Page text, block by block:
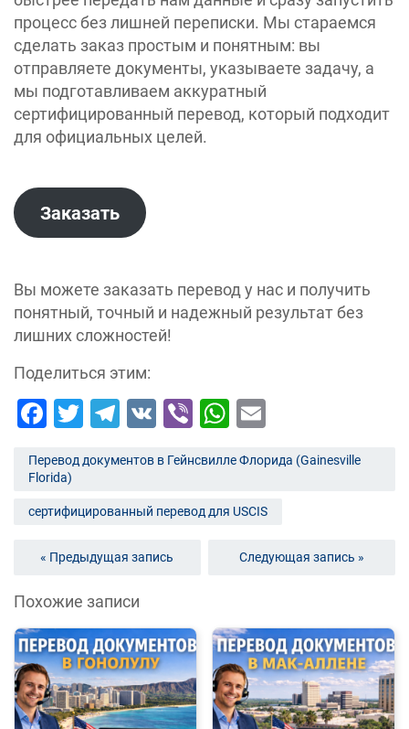
процесс без лишней переписки. Мы стараемся
сделать заказ простым и понятным: вы
отправляете документы, указываете задачу, а
мы подготавливаем аккуратный
сертифицированный перевод, который подходит
для официальных целей.
Заказать
Вы можете заказать перевод у нас и получить
понятный, точный и надежный результат без
лишних сложностей!
Поделиться этим:
Facebook
Twitter
Telegram
VK ViberWhatsApp
Перевод документов в Гейнсвилле Флорида (Gainesville
Florida)
сертифицированный перевод для USCIS
« Предыдущая запись Следующая запись »
Похожие записи